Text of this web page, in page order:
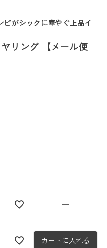
て
がシックに華やぐ上品イ
リング 【メール便
—
カートに入れる